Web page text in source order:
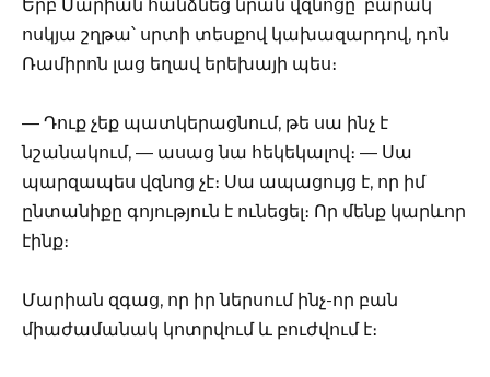
Երբ Մարիան հանձնեց նրան վզնոցը՝ բարակ
ոսկյա շղթա՝ սրտի տեսքով կախազարդով, դոն
Ռամիրոն լաց եղավ երեխայի պես։
— Դուք չեք պատկերացնում, թե սա ինչ է
նշանակում, — ասաց նա հեկեկալով։ — Սա
պարզապես վզնոց չէ։ Սա ապացույց է, որ իմ
ընտանիքը գոյություն է ունեցել։ Որ մենք կարևոր
էինք։
Մարիան զգաց, որ իր ներսում ինչ-որ բան
միաժամանակ կոտրվում և բուժվում է։